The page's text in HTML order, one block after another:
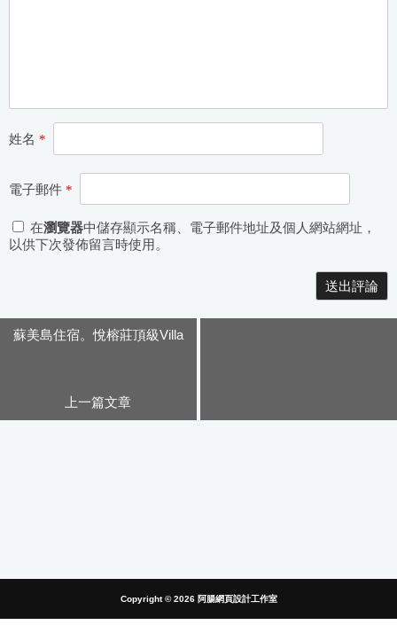
姓名 *
電子郵件 *
在瀏覽器中儲存顯示名稱、電子郵件地址及個人網站網址，
以供下次發佈留言時使用。
蘇美島住宿。悅榕莊頂級Villa
上一篇文章
Copyright © 2026 阿腸網頁設計工作室